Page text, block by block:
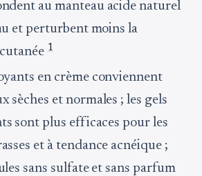
au manteau acide naturel
et perturbent moins la
1
en crème conviennent
sèches et normales ; les gels
sont plus efficaces pour les
et à tendance acnéique ;
sans sulfate et sans parfum